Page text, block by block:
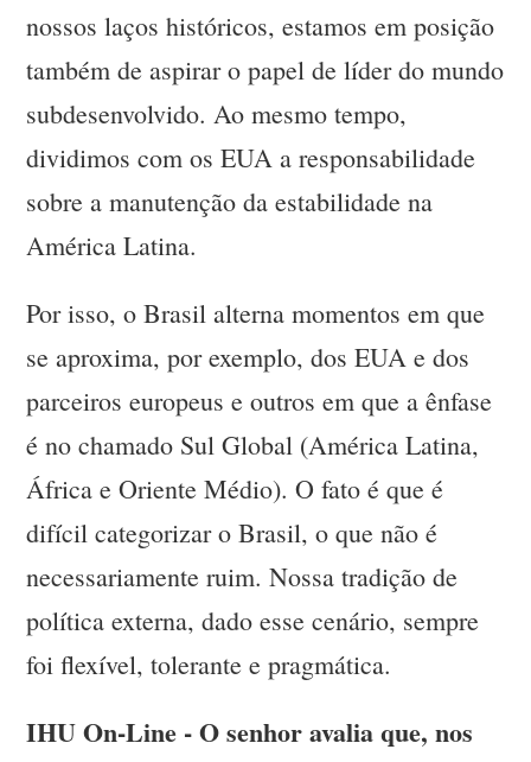
nossos laços históricos, estamos em posição
também de aspirar o papel de líder do mundo
subdesenvolvido. Ao mesmo tempo,
dividimos com os EUA a responsabilidade
sobre a manutenção da estabilidade na
América Latina.
Por isso, o Brasil alterna momentos em que
se aproxima, por exemplo, dos EUA e dos
parceiros europeus e outros em que a ênfase
é no chamado Sul Global (América Latina,
África e Oriente Médio). O fato é que é
difícil categorizar o Brasil, o que não é
necessariamente ruim. Nossa tradição de
política externa, dado esse cenário, sempre
foi flexível, tolerante e pragmática.
IHU On-Line - O senhor avalia que, nos